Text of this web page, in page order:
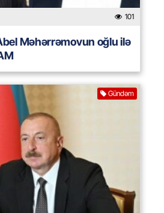
101
Məhərrəmovun oğlu ilə
Gündəm